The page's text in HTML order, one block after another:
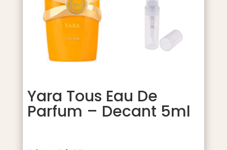
Yara Tous Eau De
Parfum – Decant 5ml